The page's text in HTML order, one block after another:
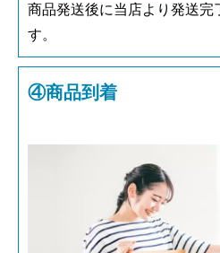
商品発送後に当店より発送完
す。
④商品到着